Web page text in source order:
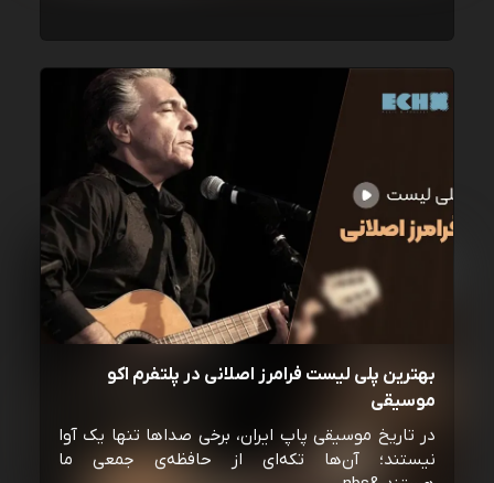
بهترین پلی لیست فرامرز اصلانی در پلتفرم اکو
موسیقی
در تاریخ موسیقی پاپ ایران، برخی صداها تنها یک آوا
نیستند؛ آن‌ها تکه‌ای از حافظه‌ی جمعی ما